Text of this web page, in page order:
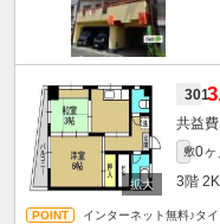
301
敷0ヶ
3階
インターネット無料♪タ